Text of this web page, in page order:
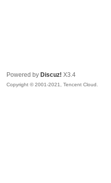
Powered by Discuz! X3.4
Copyright © 2001-2021, Tencent Cloud.